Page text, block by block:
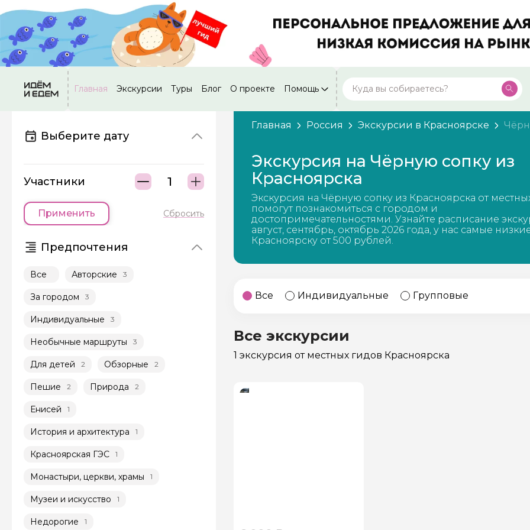
Главная Экскурсии Туры Блог О проекте Помощь
Москва
Россия
Нижний Новгород
Калининград
Россия
Кисловодск
Россия
20 экскурсий
Дербент 17 экскурсий
Посмотреть все города
Выберите дату
Участники
Применить Сбросить
Предпочтения
Все Авторские 3
За городом 3
Индивидуальные 3
Необычные маршруты 3
Для детей 2 Обзорные 2
Пешие 2 Природа 2
Енисей 1
История и архитектура 1
Красноярская ГЭС 1
Монастыри, церкви, храмы 1
Музеи и искусство 1
Недорогие 1
Главная Россия Экскурсии в Красноярске
Экскурсия на Чёрную сопку из
Красноярска
Экскурсия на Чёрную сопку из Красноярска от
помогут познакомиться с городом и
достопримечательностями. Узнайте расписание
август, сентябрь, октябрь 2026 года, у нас самые
Красноярску от 500 рублей.
Все Индивидуальные Групповые
Все экскурсии
1 экскурсия от местных гидов Красноярска